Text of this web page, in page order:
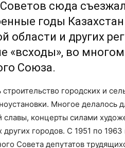
сюда
годы
области и других
«всходы», во
Союза.
городских и
Многое делалось
славы, концерты силами
городов. С 1951 по
Совета депутатов